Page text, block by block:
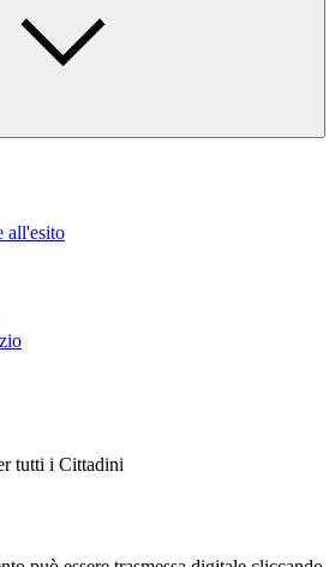
all'esito
tutti i Cittadini